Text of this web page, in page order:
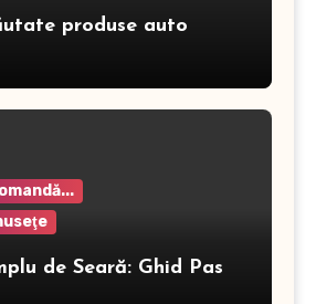
produse auto
de Seară: Ghid Pas